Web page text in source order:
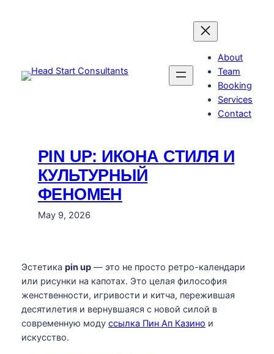
About
Team
Booking
Services
Contact
PIN UP: ИКОНА СТИЛЯ И
КУЛЬТУРНЫЙ
ФЕНОМЕН
May 9, 2026
Эстетика pin up— это не просто ретро-календари
или рисунки на капотах. Это целая философия
женственности, игривости и китча, пережившая
десятилетия и вернувшаяся с новой силой в
современную моду ссылка Пин Ап Казино и
искусство.